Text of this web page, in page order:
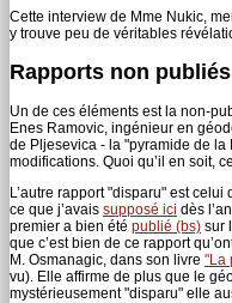
Cette interview de Mme Nukic,
y trouve peu de véritables
Rapports non publiés
Un de ces éléments est la non-
Enes Ramovic, ingénieur en
de Pljesevica - la "pyramide de la
modifications. Quoi qu’il en soit,
L’autre rapport "disparu" est
ce que j’avais supposé ici dès
premier a bien été publié (bs) sur
que c’est bien de ce rapport
M. Osmanagic, dans son livre "La
vu). Elle affirme de plus que le
mystérieusement "disparu" elle